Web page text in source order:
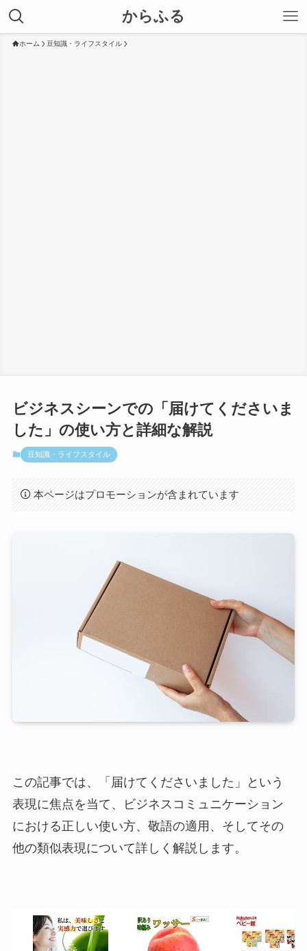
からふる
ホーム 豆知識・ライフスタイル
ビジネスシーンでの「届けてくださいま
した」の使い方と詳細な解説
豆知識・ライフスタイル
本ページはプロモーションが含まれています
この記事では、「届けてくださいました」という
表現に焦点を当て、ビジネスコミュニケーション
における正しい使い方、敬語の適用、そしてその
他の類似表現について詳しく解説します。